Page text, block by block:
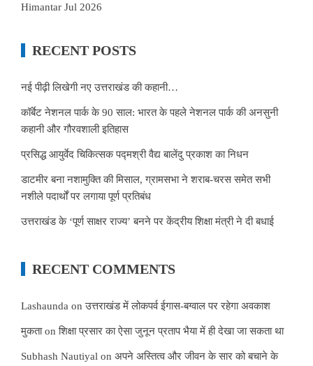
Himantar Jul 2026
RECENT POSTS
नई पीढ़ी लिखेगी नए उत्तराखंड की कहानी…
कॉर्बेट नेशनल पार्क के 90 साल: भारत के पहले नेशनल पार्क की अनसुनी
कहानी और गौरवशाली इतिहास
प्रसिद्ध आयुर्वेद चिकित्सक पद्मश्री वैद्य बालेंदु प्रकाश का निधन
डाटमीर बना नशामुक्ति की मिसाल, ग्रामसभा ने शराब-चरस समेत सभी
नशीले पदार्थों पर लगाया पूर्ण प्रतिबंध
उत्तराखंड के ‘पूर्ण साक्षर राज्य’ बनने पर केंद्रीय शिक्षा मंत्री ने दी बधाई
RECENT COMMENTS
Lashaunda onउत्तराखंड में लोकपर्व ईगास-बग्वाल पर रहेगा अवकाश
मुकताonशिक्षा प्रसार का ऐसा जुनून प्रताप भैया में ही देखा जा सकता था
Subhash Nautiyal on अपने अस्तित्व और जीवन के सार को बचाने के